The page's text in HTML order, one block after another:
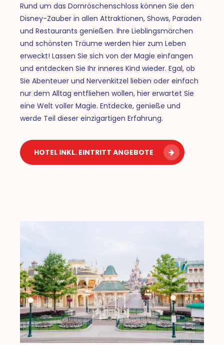
Rund um das Dornröschenschloss können Sie den
Disney-Zauber in allen Attraktionen, Shows, Paraden
und Restaurants genießen. Ihre Lieblingsmärchen
und schönsten Träume werden hier zum Leben
erweckt! Lassen Sie sich von der Magie einfangen
und entdecken Sie Ihr inneres Kind wieder. Egal, ob
Sie Abenteuer und Nervenkitzel lieben oder einfach
nur dem Alltag entfliehen wollen, hier erwartet Sie
eine Welt voller Magie. Entdecke, genieße und
werde Teil dieser einzigartigen Erfahrung.
HOTEL INKL. EINTRITT ANGEBOTE